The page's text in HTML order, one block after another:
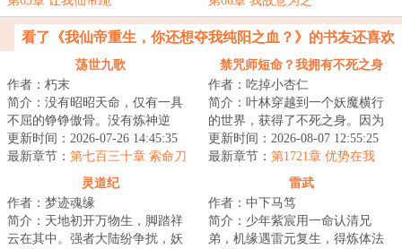
看了《我仙帝重生，你还想夺我纯阳之血？》的书友还喜欢
荡世九歌
作者：朽末
简介：没有昭昭天命，仅有一具
不屈的铮铮傲骨。没有炼神逆
天，仅有一曲无悔的荡世壮歌。
沧海横流，生灵涂...
更新时间：2026-07-26 14:45:35
最新章节： 第七百三十章 索命刀
禁咒师短命？我拥有不死之身
作者：吃掉小杏仁
简介：叶林穿越到一个妖魔横行
的世界，获得了不死之身。因为
这个世界的转职仪式很费钱，他
直接卡BUG靠着...
更新时间：2026-08-07 12:55:25
最新章节： 第1721章 优势在我
灵道纪
作者：梦迹魂缘
简介：天地初开万物生，脚踏祥
云在其中。强者大陆纷争扰，妖
雷武
作者：中下马笃
简介：少年紫宸用一命认清兄
弟，机缘遇雷元复生，得炼体法